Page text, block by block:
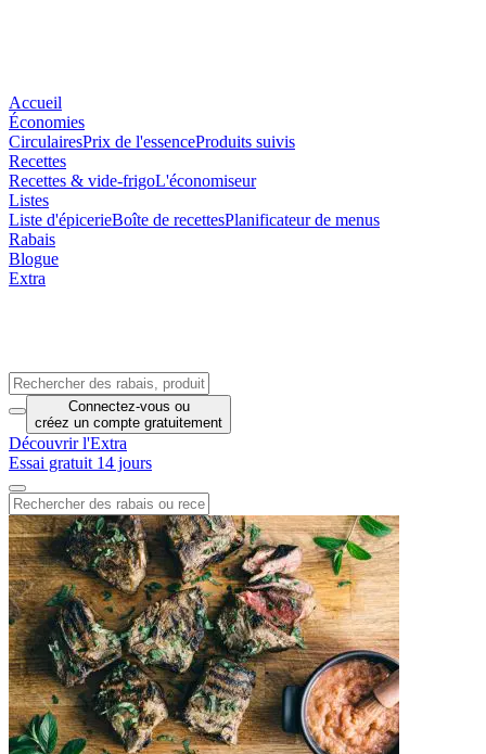
Accueil
Économies
CirculairesPrix de l'essenceProduits suivis
Recettes
Recettes & vide-frigoL'économiseur
Listes
Liste d'épicerieBoîte de recettesPlanificateur de menus
Rabais
Blogue
Extra
Connectez-vous ou
créez un compte gratuitement
Découvrir l'Extra
Essai gratuit 14 jours